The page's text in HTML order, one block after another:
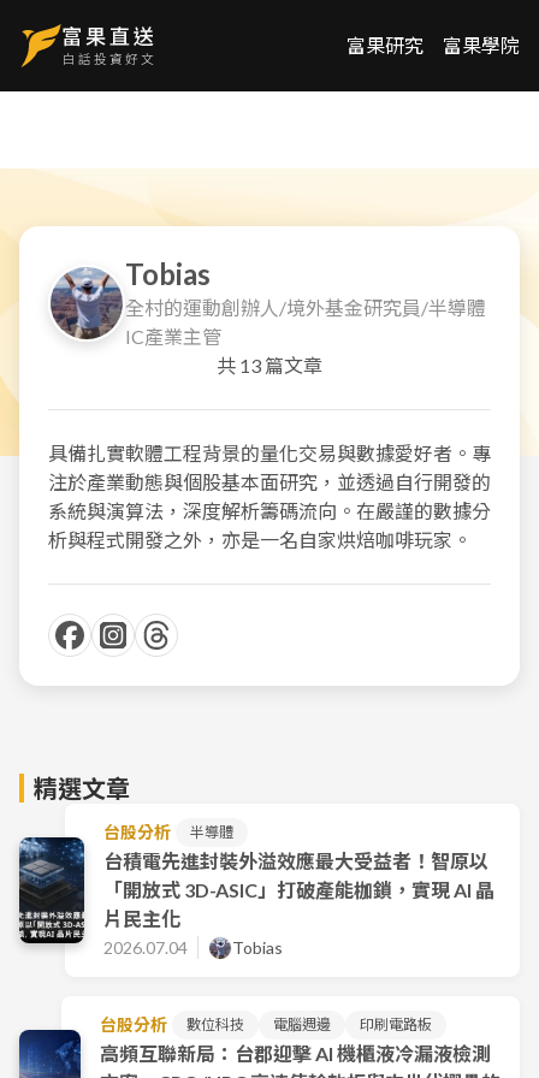
富果研究 富果學院
Tobias
全村的運動創辦人/境外基金研究員/半導體
IC產業主管
共 13 篇文章
具備扎實軟體工程背景的量化交易與數據愛好者。專
注於產業動態與個股基本面研究，並透過自行開發的
系統與演算法，深度解析籌碼流向。在嚴謹的數據分
析與程式開發之外，亦是一名自家烘焙咖啡玩家。
精選文章
台股分析 半導體
台積電先進封裝外溢效應最大受益者！智原以
「開放式 3D-ASIC」打破產能枷鎖，實現 AI 晶
片民主化
2026.07.04 Tobias
台股分析 數位科技 電腦週邊 印刷電路板
高頻互聯新局：台郡迎擊 AI 機櫃液冷漏液檢測